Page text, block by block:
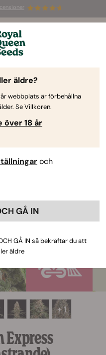
frönGRATIS för de
+ 1
Express
äldre?
webbplats är förbehållna
Se Villkoren.
över 18 år
och
GÅ IN
GÅ IN så bekräftar du att
äldre